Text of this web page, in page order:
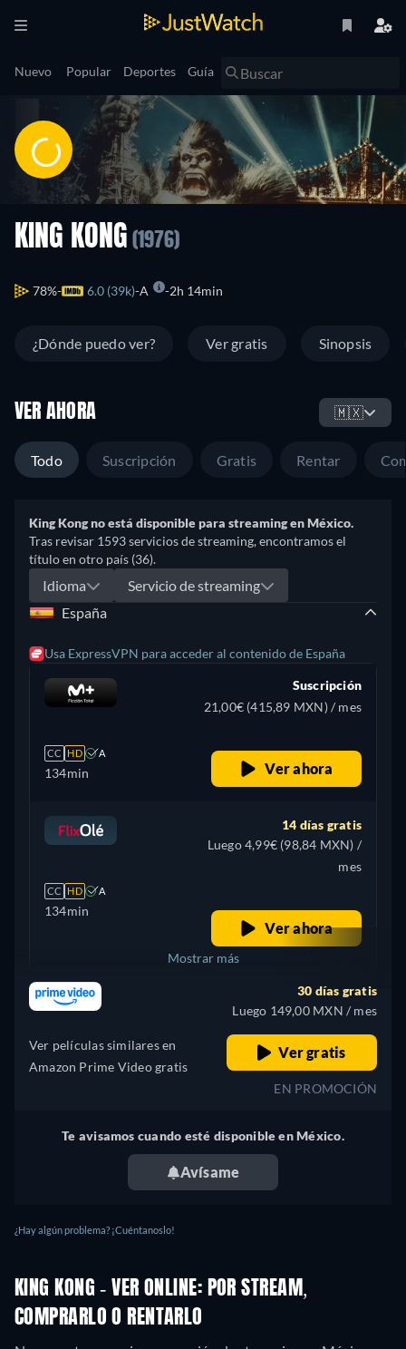
Nuevo Popular Deportes Guía
KING KONG (1976)
78% 6.0 (39k) A 2h 14min
¿Dónde puedo ver? Ver gratis Sinopsis
VER AHORA 🇲🇽
Todo Suscripción Gratis Rentar
King Kong no está disponible para streaming en México.
Tras revisar 1593 servicios de streaming, encontramos el
título en otro país (36).
Idioma
Servicio de streaming
España
Usa ExpressVPN para acceder al contenido de España
CC HD A
134min
Suscripción
21,00€ (415,89 MXN) / mes
Ver ahora
CC HD A
134min
14 días gratis
Luego 4,99€ (98,84 MXN) /
mes
Ver ahora
Estados Unidos + 5
Mostrar más
Ver películas similares en
Amazon Prime Video gratis
30 días gratis
Luego 149,00 MXN / mes
Ver gratis
EN PROMOCIÓN
Te avisamos cuando esté disponible en México.
Avísame
¿Hay algún problema? ¡Cuéntanoslo!
KING KONG - VER ONLINE: POR STREAM,
COMPRARLO O RENTARLO